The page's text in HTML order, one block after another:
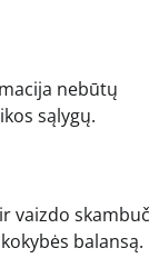
nebūtų
sąlygų.
vaizdo
balansą.